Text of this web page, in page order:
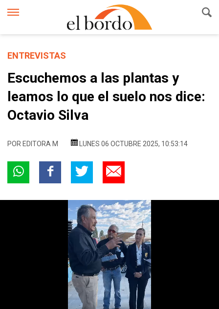
ENTREVISTAS
Escuchemos a las plantas y
leamos lo que el suelo nos dice:
Octavio Silva
POR EDITORA M LUNES 06 OCTUBRE 2025, 10:53:14